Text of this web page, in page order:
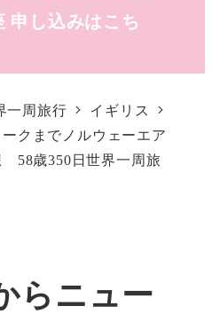
申し込みはこち
一周旅行
イギリス
クまでノルウェーエア
58歳350日世界一周旅
らニュー